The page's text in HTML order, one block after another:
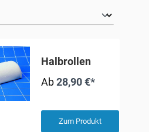
Halbrollen
Ab28,90 €*
Zum Produkt